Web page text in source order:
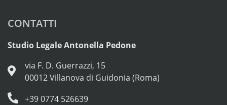
CONTATTI
Studio Legale Antonella Pedone
via F. D. Guerrazzi, 15
00012 Villanova di Guidonia (Roma)
+39 0774 526639